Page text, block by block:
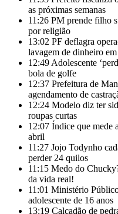
as próximas semanas
11:26 PM prende filho
por religião
13:02 PF deflagra
lavagem de dinheiro
12:49 Adolescente
bola de golfe
12:37 Prefeitura de
agendamento de
12:24 Modelo diz ter
roupas curtas
12:07 Índice que mede
abril
11:27 Jojo Todynho
perder 24 quilos
11:15 Medo do
da vida real!
11:01 Ministério
adolescente de 16 anos
13:19 Calçadão de